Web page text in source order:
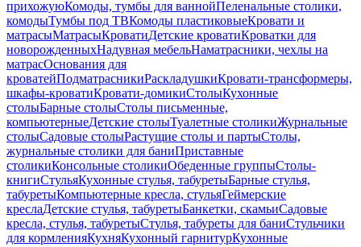
прихожуюКомоды, тумбы для ваннойПеленальные столики,
комодыТумбы под ТВКомоды пластиковыеКровати и
матрасыМатрасыКроватиДетские кроватиКроватки для
новорожденныхНадувная мебельНаматрасники, чехлы на
матрасОснования для
кроватейПодматрасникиРаскладушкиКровати-трансформеры,
шкафы-кроватиКровати-домикиСтолыКухонные
столыБарные столыСтолы письменные,
компьютерныеДетские столыТуалетные столикиЖурнальные
столыСадовые столыРастущие столы и партыСтолы,
журнальные столики для баниПриставные
столикиКонсольные столикиОбеденные группыСтолы-
книгиСтульяКухонные стулья, табуретыБарные стулья,
табуретыКомпьютерные кресла, стульяГеймерские
креслаДетские стулья, табуретыБанкетки, скамьиСадовые
кресла, стулья, табуретыСтулья, табуреты для баниСтульчики
для кормленияКухняКухонный гарнитурКухонные